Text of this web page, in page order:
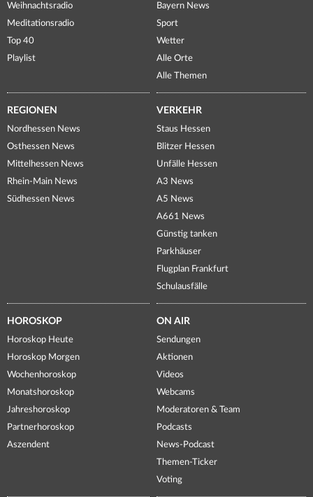
Weihnachtsradio
Meditationsradio
Top 40
Playlist
Bayern News
Sport
Wetter
Alle Orte
Alle Themen
REGIONEN
Nordhessen News
Osthessen News
Mittelhessen News
Rhein-Main News
Südhessen News
VERKEHR
Staus Hessen
Blitzer Hessen
Unfälle Hessen
A3 News
A5 News
A661 News
Günstig tanken
Parkhäuser
Flugplan Frankfurt
Schulausfälle
HOROSKOP
Horoskop Heute
Horoskop Morgen
Wochenhoroskop
Monatshoroskop
Jahreshoroskop
Partnerhoroskop
Aszendent
ON AIR
Sendungen
Aktionen
Videos
Webcams
Moderatoren & Team
Podcasts
News-Podcast
Themen-Ticker
Voting